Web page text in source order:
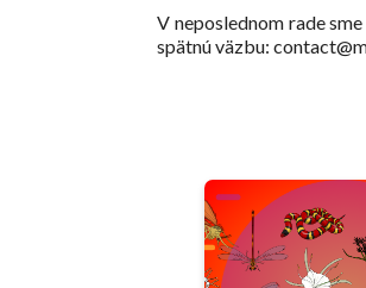
V neposlednom rade
spätnú väzbu: